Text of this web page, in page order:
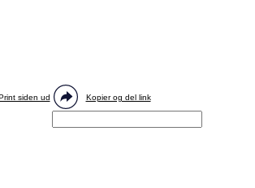
siden ud Kopier og del link